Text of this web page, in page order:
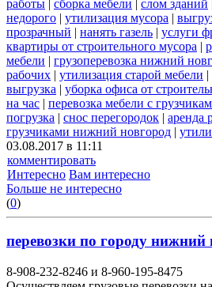
работы | сборка мебели | слом зданий
недорого | утилизация мусора |
прозрачный | нанять газель | услуги
квартиры от строительного мусора |
мебели | грузоперевозка нижний
рабочих | утилизация старой мебели |
выгрузка | уборка офиса от
на час | перевозка мебели с
погрузка | снос перегородок | аренда
грузчиками нижний новгород |
03.08.2017 в 11:11
комментировать
Интересно Вам интересно
Больше не интересно
(0)
перевозки по городу нижний
8-908-232-8246 и 8-960-195-8475